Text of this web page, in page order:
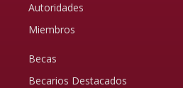
Autoridades
Miembros
Becas
Becarios Destacados